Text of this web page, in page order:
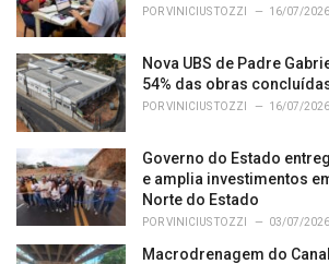
PORVINICIUS TOZZI 16/07/2026
Nova UBS de Padre
54% das obras
PORVINICIUS TOZZI 16/07/2026
Governo do Estado
e amplia investimentos
Norte do Estado
PORVINICIUS TOZZI 03/07/2026
Macrodrenagem do